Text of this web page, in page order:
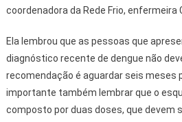
coordenadora da Rede Frio, enfermeira
Ela lembrou que as pessoas que
diagnóstico recente de dengue não
recomendação é aguardar seis meses
importante também lembrar que o
composto por duas doses, que devem